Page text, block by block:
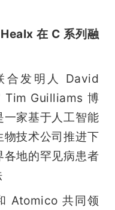
在 C 系列融
合发明人 David
Tim Guilliams 博
家基于人工智能
物技术公司推进下
地的罕见病患者
Atomico 共同领